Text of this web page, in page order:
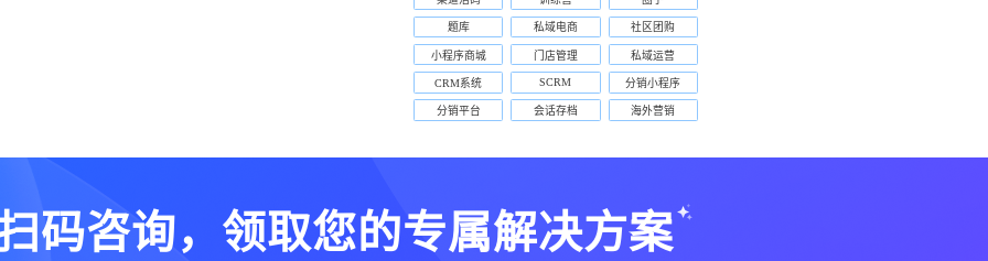
题库 私域电商 社区团购
小程序商城 门店管理 私域运营
CRM系统 SCRM 分销小程序
分销平台 会话存档 海外营销
码咨询，领取您的专属解决方案